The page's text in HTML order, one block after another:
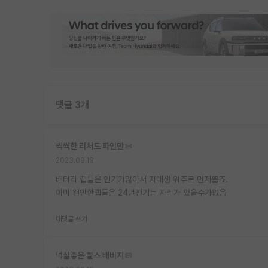
댓글 3개
씩씩한 리처드 파인만
배터리 랩들은 인기가많아서 자대생 위주로 먼저뽑죠.
이미 왠만한랩들은 24년전기는 자리가 있을수가없음
대댓글 쓰기
넉살좋은 찰스 배비지